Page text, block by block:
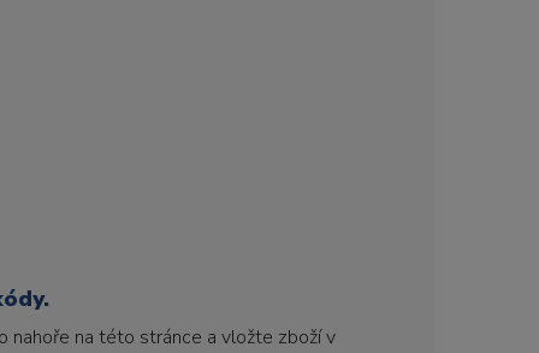
nahoře na této stránce a vložte zboží v